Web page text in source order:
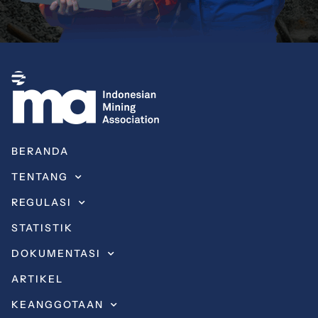
BERANDA
TENTANG
REGULASI
STATISTIK
DOKUMENTASI
ARTIKEL
KEANGGOTAAN